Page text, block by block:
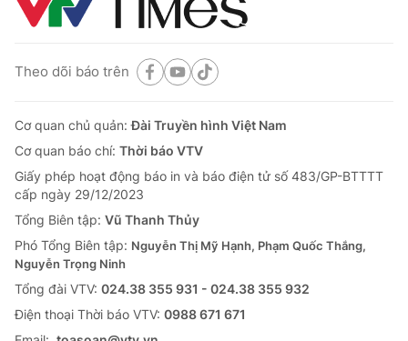
Theo dõi báo trên
Cơ quan chủ quản:Đài Truyền hình Việt Nam
Cơ quan báo chí: Thời báo VTV
Giấy phép hoạt động báo in và báo điện tử số 483/GP-BTTTT
cấp ngày 29/12/2023
Tổng Biên tập: Vũ Thanh Thủy
Phó Tổng Biên tập: Nguyễn Thị Mỹ Hạnh, Phạm Quốc Thắng,
Nguyễn Trọng Ninh
Tổng đài VTV: 024.38 355 931 - 024.38 355 932
Ðiện thoại Thời báo VTV: 0988 671 671